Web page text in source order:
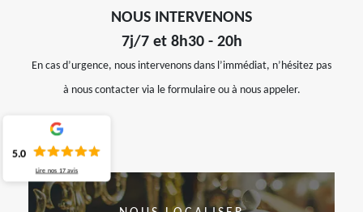
NOUS INTERVENONS
7j/7 et 8h30 - 20h
En cas d’urgence, nous intervenons dans l’immédiat, n’hésitez pas
à nous contacter via le formulaire ou à nous appeler.
5.0
Lire nos 17 avis